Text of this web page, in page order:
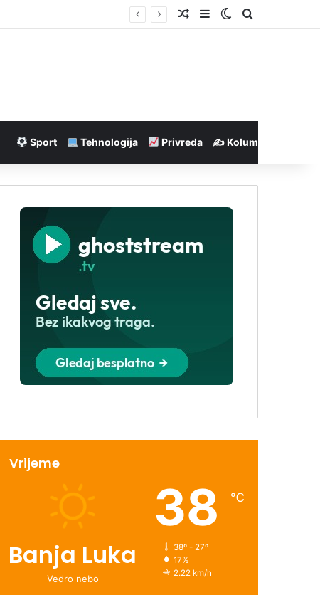
Nasumičan članak
SidebarSwitch skin
Pretraga
Sport Tehnologija Privreda ✍️ Kolumne
Vrijeme
Banja Luka
Vedro nebo
38 ℃
38º - 27º
17%
2.22 km/h